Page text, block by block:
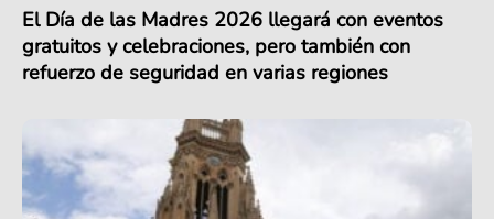
El Día de las Madres 2026 llegará con eventos
gratuitos y celebraciones, pero también con
refuerzo de seguridad en varias regiones